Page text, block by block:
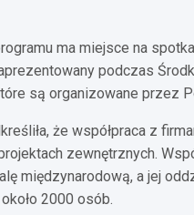
ma miejsce na
podczas
są organizowane przez
że współpraca z
zewnętrznych.
międzynarodową, a jej
2000 osób.